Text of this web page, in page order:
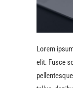
Lorem
elit. Fusce